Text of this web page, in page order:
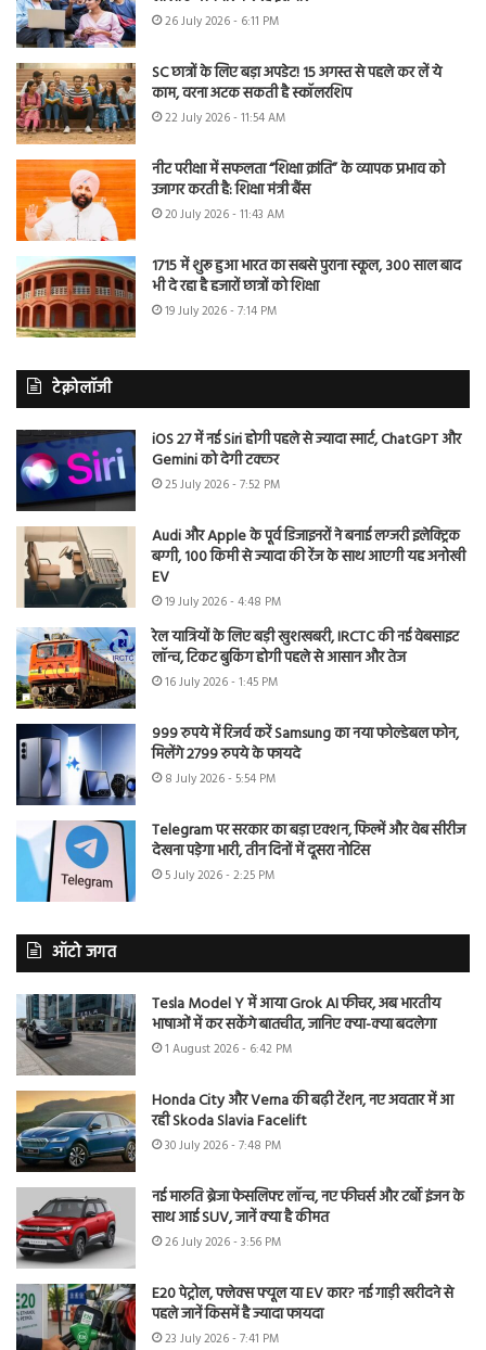
26 July 2026 - 6:11 PM
SC छात्रों के लिए बड़ा अपडेट! 15 अगस्त से पहले कर लें ये
काम, वरना अटक सकती है स्कॉलरशिप
22 July 2026 - 11:54 AM
नीट परीक्षा में सफलता “शिक्षा क्रांति” के व्यापक प्रभाव को
उजागर करती है: शिक्षा मंत्री बैंस
20 July 2026 - 11:43 AM
1715 में शुरू हुआ भारत का सबसे पुराना स्कूल, 300 साल बाद
भी दे रहा है हजारों छात्रों को शिक्षा
19 July 2026 - 7:14 PM
टेक्नोलॉजी
iOS 27 में नई Siri होगी पहले से ज्यादा स्मार्ट, ChatGPT और
Gemini को देगी टक्कर
25 July 2026 - 7:52 PM
Audi और Apple के पूर्व डिजाइनरों ने बनाई लग्जरी इलेक्ट्रिक
बग्गी, 100 किमी से ज्यादा की रेंज के साथ आएगी यह अनोखी
EV
19 July 2026 - 4:48 PM
रेल यात्रियों के लिए बड़ी खुशखबरी, IRCTC की नई वेबसाइट
लॉन्च, टिकट बुकिंग होगी पहले से आसान और तेज
16 July 2026 - 1:45 PM
999 रुपये में रिजर्व करें Samsung का नया फोल्डेबल फोन,
मिलेंगे 2799 रुपये के फायदे
8 July 2026 - 5:54 PM
Telegram पर सरकार का बड़ा एक्शन, फिल्में और वेब सीरीज
देखना पड़ेगा भारी, तीन दिनों में दूसरा नोटिस
5 July 2026 - 2:25 PM
ऑटो जगत
Tesla Model Y में आया Grok AI फीचर, अब भारतीय
भाषाओं में कर सकेंगे बातचीत, जानिए क्या-क्या बदलेगा
1 August 2026 - 6:42 PM
Honda City और Verna की बढ़ी टेंशन, नए अवतार में आ
रही Skoda Slavia Facelift
30 July 2026 - 7:48 PM
नई मारुति ब्रेजा फेसलिफ्ट लॉन्च, नए फीचर्स और टर्बो इंजन के
साथ आई SUV, जानें क्या है कीमत
26 July 2026 - 3:56 PM
E20 पेट्रोल, फ्लेक्स फ्यूल या EV कार? नई गाड़ी खरीदने से
पहले जानें किसमें है ज्यादा फायदा
23 July 2026 - 7:41 PM